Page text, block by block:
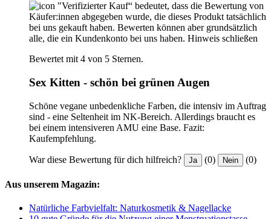
"Verifizierter Kauf“ bedeutet, dass die Bewertung von
Käufer:innen abgegeben wurde, die dieses Produkt tatsächlich
bei uns gekauft haben. Bewerten können aber grundsätzlich
alle, die ein Kundenkonto bei uns haben. Hinweis schließen
Bewertet mit 4 von 5 Sternen.
Sex Kitten - schön bei grünen Augen
Schöne vegane unbedenkliche Farben, die intensiv im Auftrag
sind - eine Seltenheit im NK-Bereich. Allerdings braucht es
bei einem intensiveren AMU eine Base. Fazit:
Kaufempfehlung.
War diese Bewertung für dich hilfreich? Ja (0) Nein (0)
Aus unserem Magazin:
Natürliche Farbvielfalt: Naturkosmetik & Nagellacke